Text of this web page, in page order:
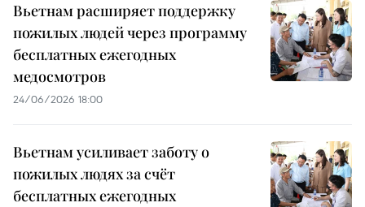
Вьетнам расширяет поддержку
пожилых людей через программу
бесплатных ежегодных
медосмотров
24/06/2026 18:00
Вьетнам усиливает заботу о
пожилых людях за счёт
бесплатных ежегодных